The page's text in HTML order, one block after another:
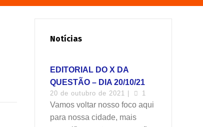
Notícias
EDITORIAL DO X DA
QUESTÃO – DIA 20/10/21
20 de outubro de 2021 | 1
Vamos voltar nosso foco aqui
para nossa cidade, mais